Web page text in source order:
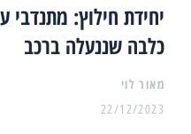
יחידת חילוץ: מתנדבי
כלבה שננעלה ברכב
מאור לוי
22/12/2023